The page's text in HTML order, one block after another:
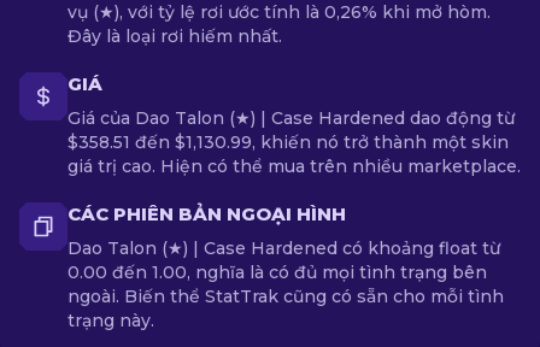
vụ (★), với tỷ lệ rơi ước tính là 0,26% khi mở hòm.
Đây là loại rơi hiếm nhất.
GIÁ
Giá của Dao Talon (★) | Case Hardened dao động từ
$358.51 đến $1,130.99, khiến nó trở thành một skin
giá trị cao. Hiện có thể mua trên nhiều marketplace.
CÁC PHIÊN BẢN NGOẠI HÌNH
Dao Talon (★) | Case Hardened có khoảng float từ
0.00 đến 1.00, nghĩa là có đủ mọi tình trạng bên
ngoài. Biến thể StatTrak cũng có sẵn cho mỗi tình
trạng này.